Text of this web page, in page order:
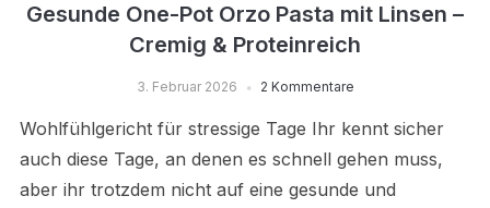
Gesunde One-Pot Orzo Pasta mit Linsen –
Cremig & Proteinreich
3. Februar 2026 2 Kommentare
Wohlfühlgericht für stressige Tage Ihr kennt sicher
auch diese Tage, an denen es schnell gehen muss,
aber ihr trotzdem nicht auf eine gesunde und